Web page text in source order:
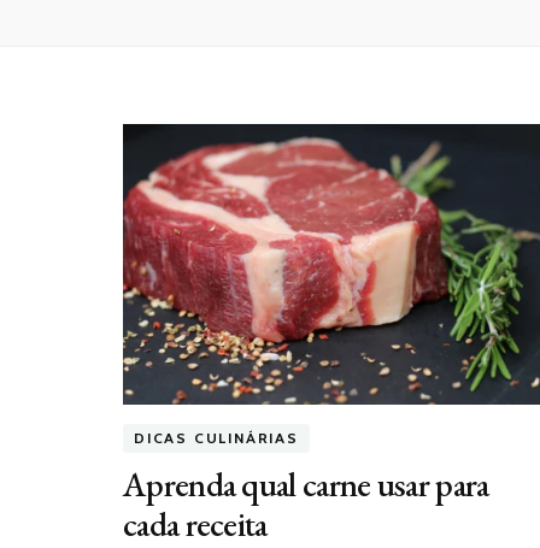
DICAS CULINÁRIAS
Aprenda qual carne usar para
cada receita